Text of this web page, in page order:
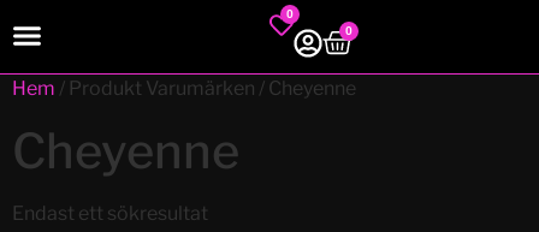
0
0
Hem / Produkt Varumärken / Cheyenne
Cheyenne
Endast ett sökresultat